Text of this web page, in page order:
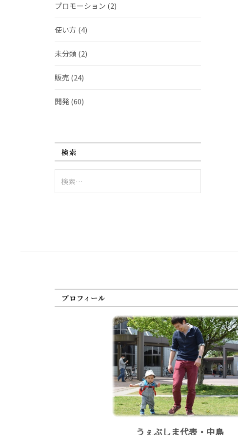
プロモーション (2)
使い方 (4)
未分類 (2)
販売 (24)
開発(60)
検索
索:
プロフィール
うぇぶしま代表・中島